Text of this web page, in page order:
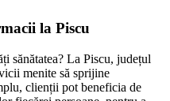
la Piscu
sănătatea? La Piscu, județul
menite să sprijine
clienții pot beneficia de